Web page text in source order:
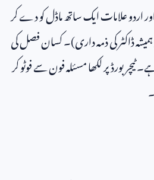
اردو علامات ایک ساتھ ماڈل کو دے کر
ہمیشہ ڈاکٹر کی ذمہ داری)۔ کسان فصل کی
ٹیچر بورڈ پر لکھا مسئلہ فون سے فوٹو کر